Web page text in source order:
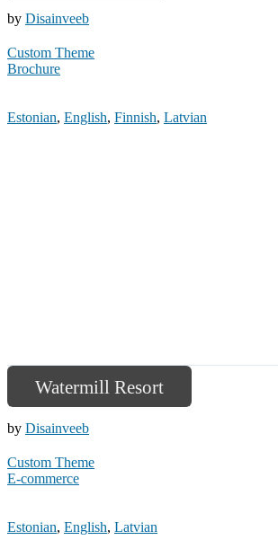
by Disainveeb
Custom Theme
Brochure
Estonian, English, Finnish, Latvian
Watermill Resort
by Disainveeb
Custom Theme
E-commerce
Estonian, English, Latvian